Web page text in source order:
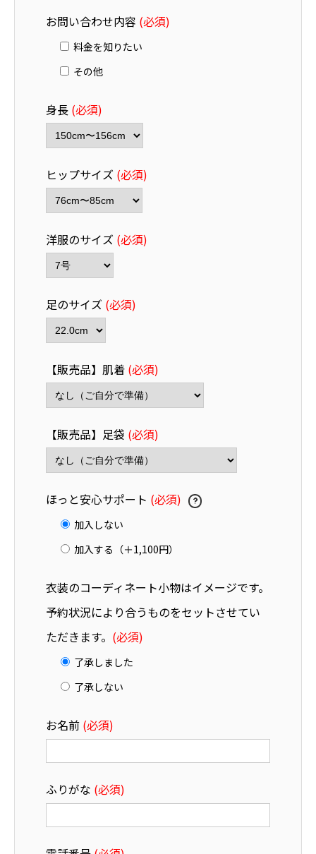
お問い合わせ内容 (必須)
料金を知りたい
その他
身長 (必須)
ヒップサイズ (必須)
洋服のサイズ (必須)
足のサイズ (必須)
【販売品】肌着 (必須)
【販売品】足袋 (必須)
ほっと安心サポート (必須)
加入しない
加入する（＋1,100円）
衣装のコーディネート小物はイメージです。
予約状況により合うものをセットさせてい
ただきます。 (必須)
了承しました
了承しない
お名前 (必須)
ふりがな (必須)